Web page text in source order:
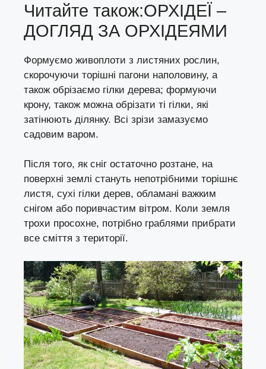
Читайте також:ОРХІДЕЇ –
ДОГЛЯД ЗА ОРХІДЕЯМИ
Формуємо живоплоти з листяних рослин,
скорочуючи торішні пагони наполовину, а
також обрізаємо гілки дерева; формуючи
крону, також можна обрізати ті гілки, які
затінюють ділянку. Всі зрізи замазуємо
садовим варом.
Після того, як сніг остаточно розтане, на
поверхні землі стануть непотрібними торішнє
листя, сухі гілки дерев, обламані важким
снігом або поривчастим вітром. Коли земля
трохи просохне, потрібно граблями прибрати
все сміття з території.